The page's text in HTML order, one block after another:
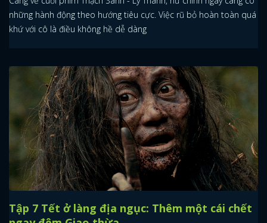
những hành động theo hướng tiêu cực. Việc rũ bỏ hoàn toàn quá
khứ với cô là điều không hề dễ dàng
Tập 7 Tết ở làng địa ngục: Thêm một cái chết